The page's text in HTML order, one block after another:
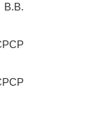
В.В.